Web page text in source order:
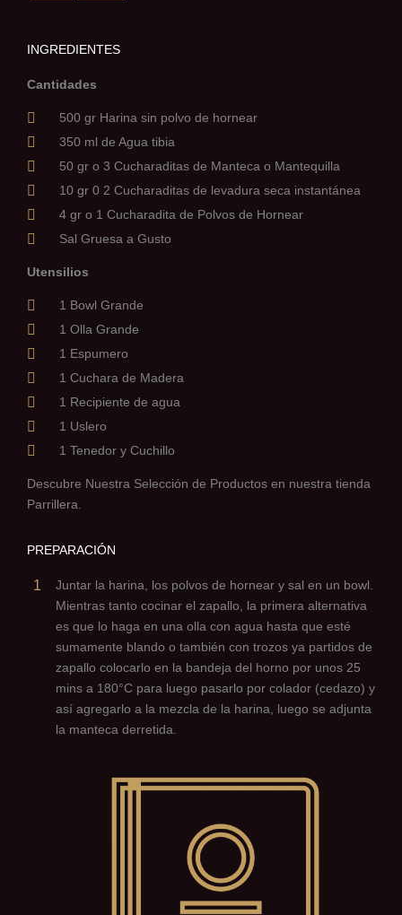
INGREDIENTES
Cantidades
500 gr Harina sin polvo de hornear
350 ml de Agua tibia
50 gr o 3 Cucharaditas de Manteca o Mantequilla
10 gr 0 2 Cucharaditas de levadura seca instantánea
4 gr o 1 Cucharadita de Polvos de Hornear
Sal Gruesa a Gusto
Utensilios
1 Bowl Grande
1 Olla Grande
1 Espumero
1 Cuchara de Madera
1 Recipiente de agua
1 Uslero
1 Tenedor y Cuchillo
Descubre Nuestra Selección de Productos en nuestra tienda
Parrillera.
PREPARACIÓN
1
Juntar la harina, los polvos de hornear y sal en un bowl.
Mientras tanto cocinar el zapallo, la primera alternativa
es que lo haga en una olla con agua hasta que esté
sumamente blando o también con trozos ya partidos de
zapallo colocarlo en la bandeja del horno por unos 25
mins a 180°C para luego pasarlo por colador (cedazo) y
así agregarlo a la mezcla de la harina, luego se adjunta
la manteca derretida.